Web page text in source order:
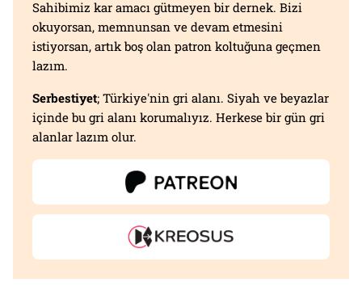
Sahibimiz kar amacı gütmeyen bir dernek. Bizi
okuyorsan, memnunsan ve devam etmesini
istiyorsan, artık boş olan patron koltuğuna geçmen
lazım.
Serbestiyet; Türkiye'nin gri alanı. Siyah ve beyazlar
içinde bu gri alanı korumalıyız. Herkese bir gün gri
alanlar lazım olur.